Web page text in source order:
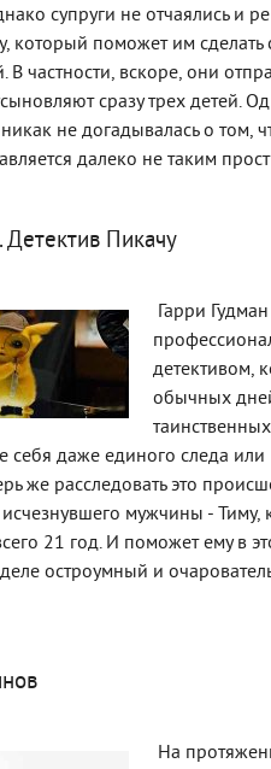
супруги не отчаялись и
который поможет им сделать
В частности, вскоре, они
сразу трех детей.
не догадывалась о том,
далеко не таким
Пикачу
Гарри
детективом,
обычных
себя даже единого следа
же расследовать это
мужчины - Тиму,
21 год. И поможет ему в
остроумный и
На